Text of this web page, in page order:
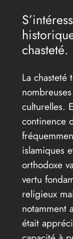
chasteté.
La chasteté
culturelles.
continence
islamiques
orthodoxe
vertu
religieux
notamment
était